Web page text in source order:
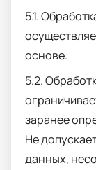
5.1.
основе.
5.2.
заранее
Не
данных,